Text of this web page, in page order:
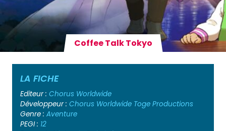
Coffee Talk Tokyo
LA FICHE
Editeur : Chorus Worldwide
Développeur : Chorus Worldwide Toge Productions
Genre : Aventure
PEGI : 12